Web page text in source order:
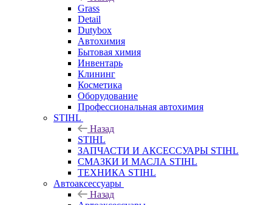
Grass
Detail
Dutybox
Автохимия
Бытовая химия
Инвентарь
Клининг
Косметика
Оборудование
Профессиональная автохимия
STIHL
Назад
STIHL
ЗАПЧАСТИ И АКСЕССУАРЫ STIHL
СМАЗКИ И МАСЛА STIHL
ТЕХНИКА STIHL
Автоаксессуары
Назад